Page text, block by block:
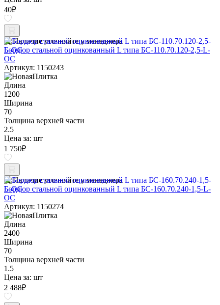
40₽
Наличие уточняйте у менеджера
Бордюр стальной оцинкованный L типа БС-110.70.120-2,5-L-
ОС
Артикул: 1150243
Длина
1200
Ширина
70
Толщина верхней части
2.5
Цена за: шт
1 750₽
Наличие уточняйте у менеджера
Бордюр стальной оцинкованный L типа БС-160.70.240-1,5-L-
ОС
Артикул: 1150274
Длина
2400
Ширина
70
Толщина верхней части
1.5
Цена за: шт
2 488₽